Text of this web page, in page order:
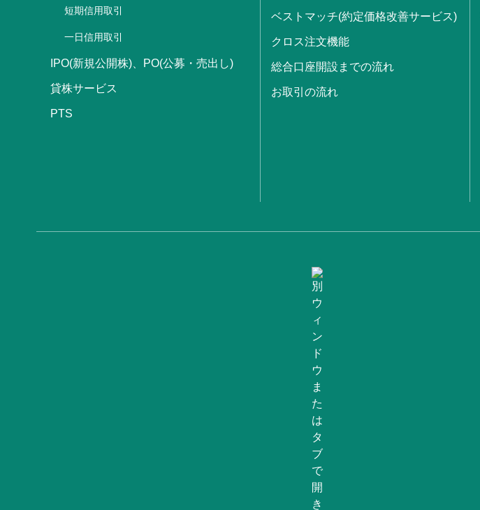
短期信用取引
一日信用取引
IPO(新規公開株)、PO(公募・売出し)
貸株サービス
PTS
ベストマッチ(約定価格改善サービス)
クロス注文機能
総合口座開設までの流れ
お取引の流れ